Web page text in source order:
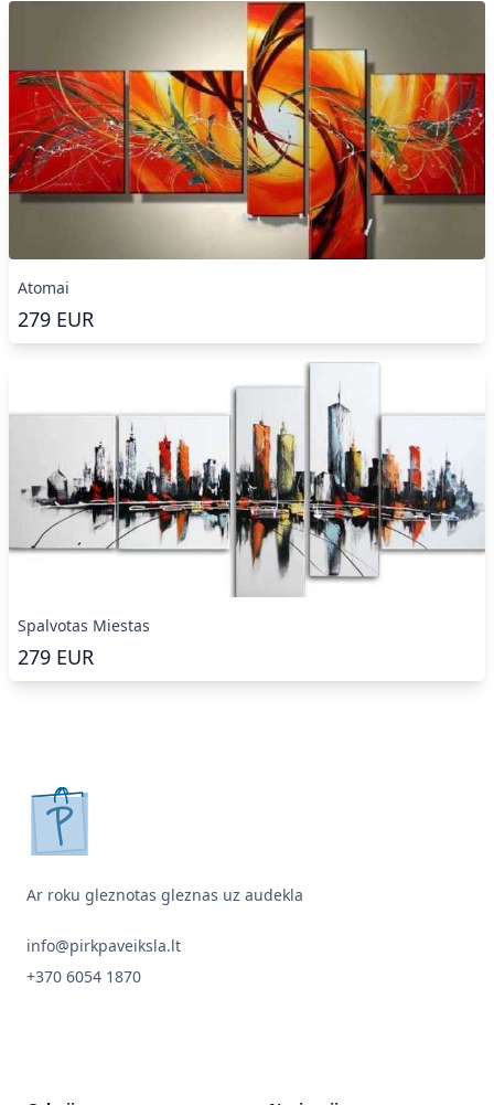
Atomai
279 EUR
Spalvotas Miestas
279 EUR
pirkpaveiksla.lt
Ar roku gleznotas gleznas uz audekla
info@pirkpaveiksla.lt
+370 6054 1870